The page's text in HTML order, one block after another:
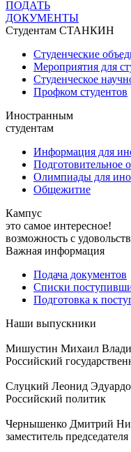
ПОДАТЬ
ДОКУМЕНТЫ
Студентам СТАНКИН
Студенческие
Мероприятия для
Студенческое
Профком студентов
Иностранным
студентам
Информация для
Подготовительное
Олимпиады для
Общежитие
Кампус
это самое интересное!
возможность с
Важная информация
Подача документов
Списки
Подготовка к
Наши выпускники
Мишустин Михаил
Российский
Слуцкий Леонид
Российский политик
Чернышенко Дмитрий
заместитель